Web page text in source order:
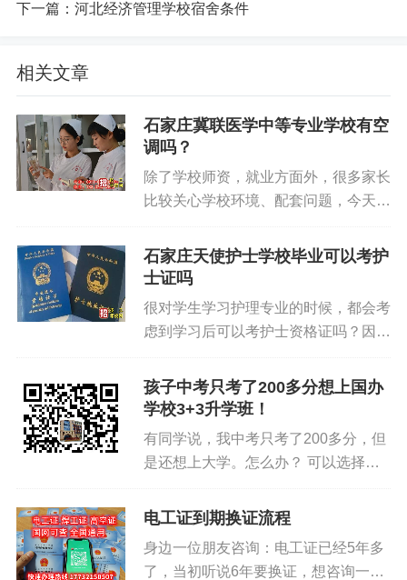
下一篇： 河北经济管理学校宿舍条件
相关文章
石家庄冀联医学中等专业学校有空
调吗？
除了学校师资，就业方面外，很多家长
比较关心学校环境、配套问题，今天为
学校有空调吗？ 石家庄冀联医学中等
专业学校了给各位学生提供良好的生活
在为各位同学提供便利条件的同时，学
校也是为了让学生们更能安心的学习专
啦! 石家庄冀联医学中等专业学校是河
北省教育厅批准的一所全日制普通中等
专业学校，创办于1987年，学校所开
设专业均和医护相关，开设护理、口腔
中药五个专业，面向年满15周岁的应
往届初中毕业招生，无纹身、无不良嗜
好、无传染性疾病，热爱医护行业即
石家庄天使护士学校毕业可以考护
士证吗
很对学生学习护理专业的时候，都会考
虑到学习后可以考护士资格证吗？因为
取护士资格证的，是需要医护类的专业
学校才可以，石家庄天使护士学校是专
学是可以参加护士证的考试。 河北省
2019年护士执业资格考试公告中明确
国务院教育主管部门和卫生计生主管部
门规定的普通全日制3年以上的护理、
助产专业课程学习，包括在教学、综合
孩子中考只考了200多分想上国办
学校3+3升学班！
有同学说，我中考只考了200多分，但
是还想上大学。怎么办？ 可以选择中
级技工学校，是一所40多年的国办老
业后还 推荐就业工作。选择石家庄高
电工证到期换证流程
身边一位朋友咨询：电工证已经5年多
了，当初听说6年要换证，想咨询一